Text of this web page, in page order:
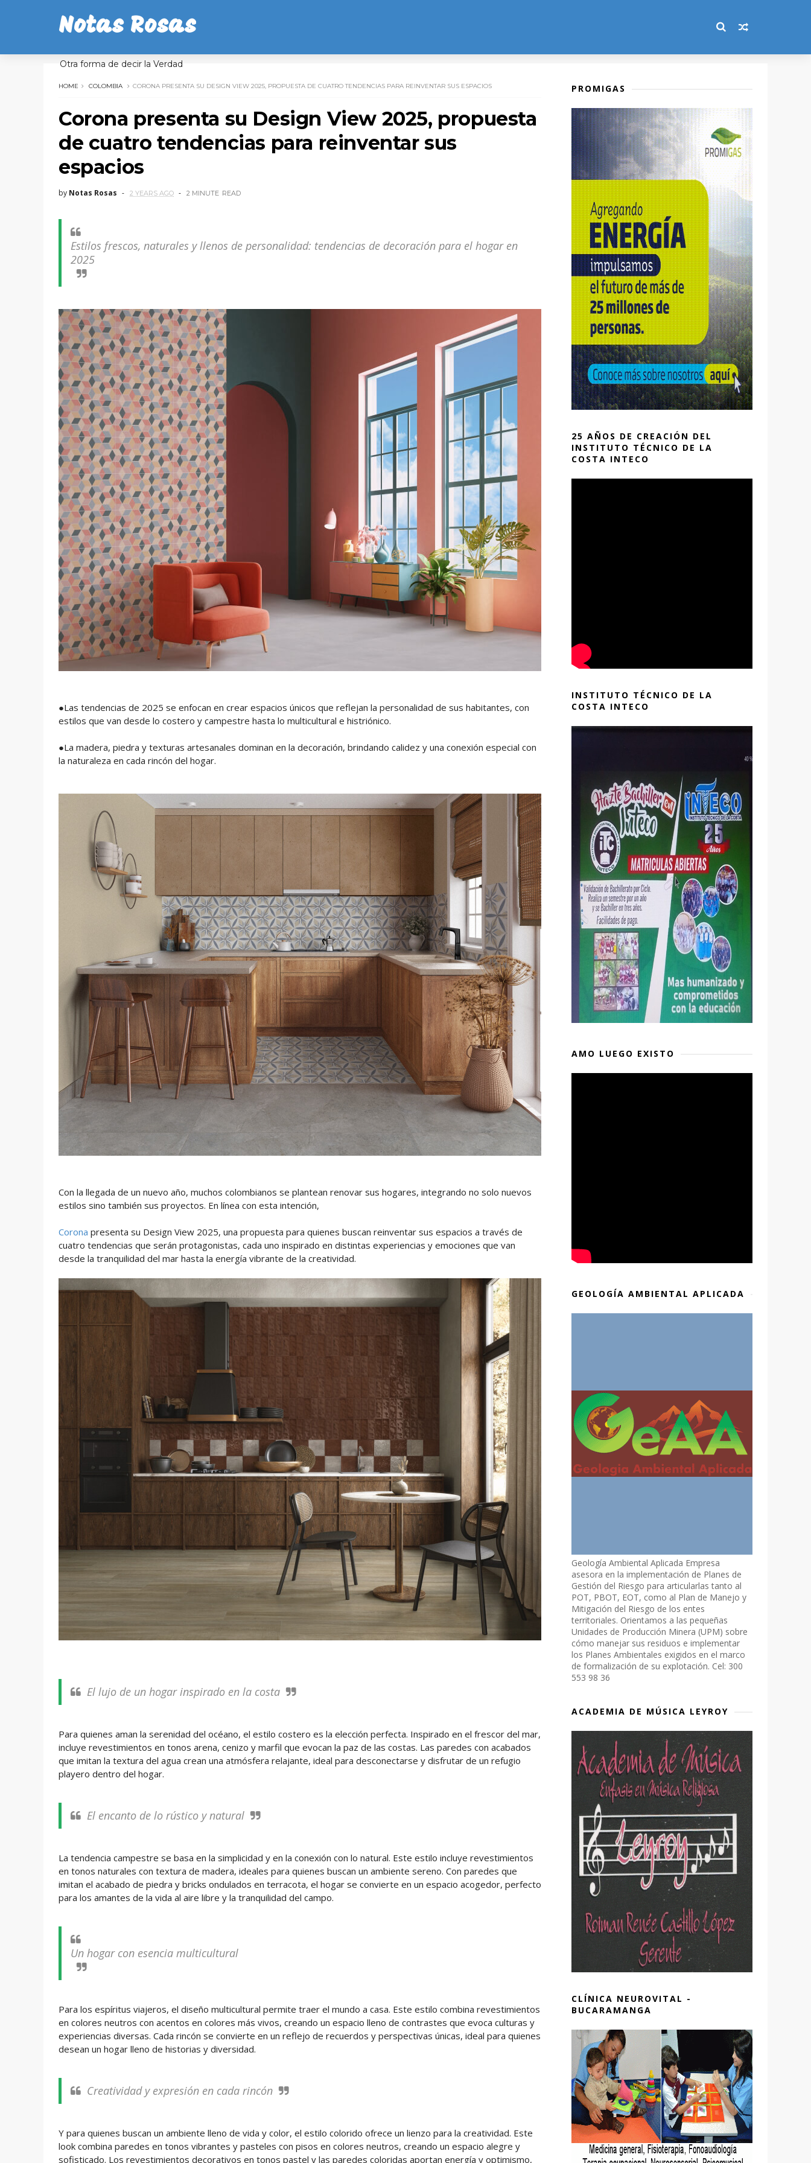
Notas Rosas
Otra forma de decir la Verdad
HOME COLOMBIA CORONA PRESENTA SU DESIGN VIEW 2025, PROPUESTA DE CUATRO TENDENCIAS PARA REINVENTAR SUS ESPACIOS
Corona presenta su Design View 2025, propuesta
de cuatro tendencias para reinventar sus
espacios
by Notas Rosas 2 YEARS AGO 2 MINUTE READ
Estilos frescos, naturales y llenos de personalidad: tendencias de decoración para el hogar en
2025
●Las tendencias de 2025 se enfocan en crear espacios únicos que reflejan la personalidad de sus habitantes, con
estilos que van desde lo costero y campestre hasta lo multicultural e histriónico.
●La madera, piedra y texturas artesanales dominan en la decoración, brindando calidez y una conexión especial con
la naturaleza en cada rincón del hogar.
Con la llegada de un nuevo año, muchos colombianos se plantean renovar sus hogares, integrando no solo nuevos
estilos sino también sus proyectos. En línea con esta intención,
Corona presenta su Design View 2025, una propuesta para quienes buscan reinventar sus espacios a través de
cuatro tendencias que serán protagonistas, cada uno inspirado en distintas experiencias y emociones que van
desde la tranquilidad del mar hasta la energía vibrante de la creatividad.
El lujo de un hogar inspirado en la costa
Para quienes aman la serenidad del océano, el estilo costero es la elección perfecta. Inspirado en el frescor del mar,
incluye revestimientos en tonos arena, cenizo y marfil que evocan la paz de las costas. Las paredes con acabados
que imitan la textura del agua crean una atmósfera relajante, ideal para desconectarse y disfrutar de un refugio
playero dentro del hogar.
El encanto de lo rústico y natural
La tendencia campestre se basa en la simplicidad y en la conexión con lo natural. Este estilo incluye revestimientos
en tonos naturales con textura de madera, ideales para quienes buscan un ambiente sereno. Con paredes que
imitan el acabado de piedra y bricks ondulados en terracota, el hogar se convierte en un espacio acogedor, perfecto
para los amantes de la vida al aire libre y la tranquilidad del campo.
Un hogar con esencia multicultural
Para los espíritus viajeros, el diseño multicultural permite traer el mundo a casa. Este estilo combina revestimientos
en colores neutros con acentos en colores más vivos, creando un espacio lleno de contrastes que evoca culturas y
experiencias diversas. Cada rincón se convierte en un reflejo de recuerdos y perspectivas únicas, ideal para quienes
desean un hogar lleno de historias y diversidad.
Creatividad y expresión en cada rincón
Y para quienes buscan un ambiente lleno de vida y color, el estilo colorido ofrece un lienzo para la creatividad. Este
look combina paredes en tonos vibrantes y pasteles con pisos en colores neutros, creando un espacio alegre y
sofisticado. Los revestimientos decorativos en tonos pastel y las paredes coloridas aportan energía y optimismo,
PROMIGAS
25 AÑOS DE CREACIÓN DEL
INSTITUTO TÉCNICO DE LA
COSTA INTECO
INSTITUTO TÉCNICO DE LA
COSTA INTECO
AMO LUEGO EXISTO
GEOLOGÍA AMBIENTAL APLICADA
Geología Ambiental Aplicada Empresa
asesora en la implementación de Planes de
Gestión del Riesgo para articularlas tanto al
POT, PBOT, EOT, como al Plan de Manejo y
Mitigación del Riesgo de los entes
territoriales. Orientamos a las pequeñas
Unidades de Producción Minera (UPM) sobre
cómo manejar sus residuos e implementar
los Planes Ambientales exigidos en el marco
de formalización de su explotación. Cel: 300
553 98 36
ACADEMIA DE MÚSICA LEYROY
CLÍNICA NEUROVITAL -
BUCARAMANGA